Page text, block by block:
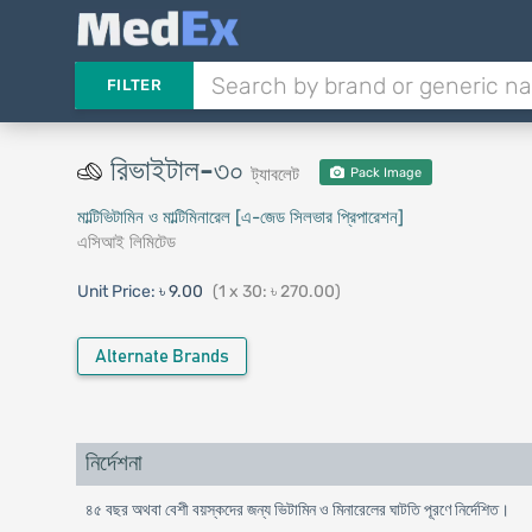
FILTER
রিভাইটাল-৩০ট্যাবলেট Pack Image
মাল্টিভিটামিন ও মাল্টিমিনারেল [এ-জেড সিলভার প্রিপারেশন]
এসিআই লিমিটেড
Unit Price: ৳ 9.00 (1 x 30: ৳ 270.00)
Alternate Brands
নির্দেশনা
৪৫ বছর অথবা বেশী বয়স্কদের জন্য ভিটামিন ও মিনারেলের ঘাটতি পূরণে নির্দেশিত।